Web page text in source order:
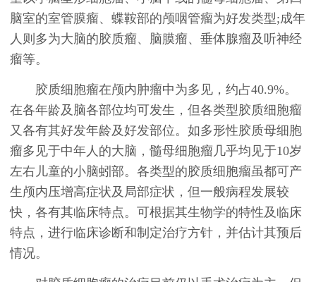
脑室的室管膜瘤、蝶鞍部的颅咽管瘤为好发类型;成年
人则多为大脑的胶质瘤、脑膜瘤、垂体腺瘤及听神经
瘤等。
胶质细胞瘤在颅内肿瘤中为多见，约占40.9%。
在各年龄及脑各部位均可发生，但各类型胶质细胞瘤
又各有其好发年龄及好发部位。如多形性胶质母细胞
瘤多见于中年人的大脑，髓母细胞瘤几乎均见于10岁
左右儿童的小脑蚓部。各类型的胶质细胞瘤虽都可产
生颅内压增高症状及局部症状，但一般病程发展较
快，各有其临床特点。可根据其生物学的特性及临床
特点，进行临床诊断和制定治疗方针，并估计其预后
情况。